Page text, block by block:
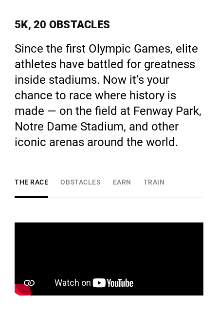
5K, 20 OBSTACLES
Since the first Olympic Games, elite
athletes have battled for greatness
inside stadiums. Now it’s your
chance to race where history is
made — on the field at Fenway Park,
Notre Dame Stadium, and other
iconic arenas around the world.
THE RACE OBSTACLES EARN TRAIN